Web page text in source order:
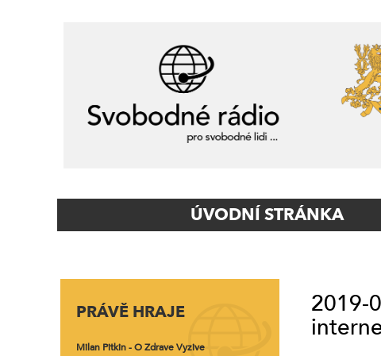
Navigation
ÚVODNÍ STRÁNKA
PRÁVĚ HRAJE
Milan Pitkin - O Zdrave Vyzive
2019-